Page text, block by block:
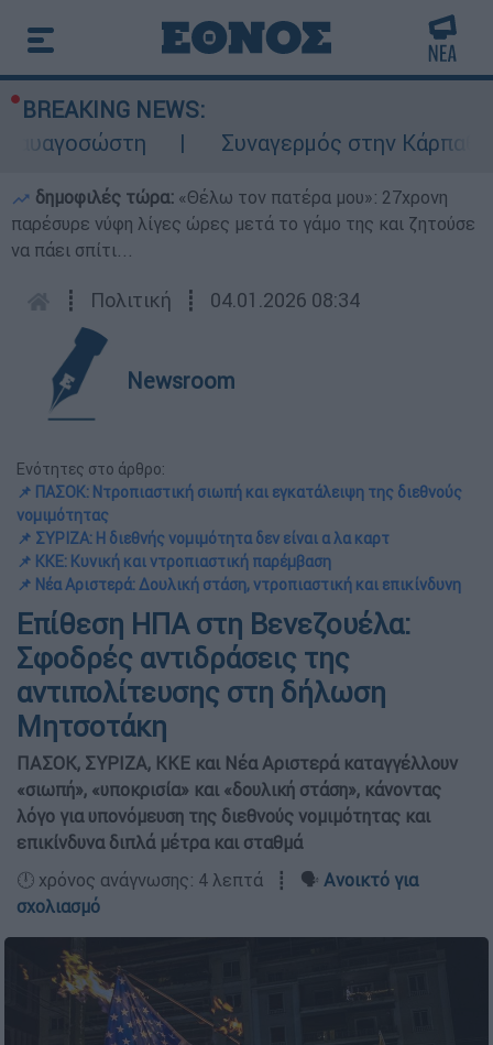
BREAKING NEWS:
Συναγερμός στην Κάρπαθο:
δημοφιλές τώρα: «Θέλω τον πατέρα μου»: 27χρονη
παρέσυρε νύφη λίγες ώρες μετά το γάμο της και ζητούσε
να πάει σπίτι...
┋ Πολιτική ┋ 04.01.2026 08:34
Newsroom
Ενότητες στο άρθρο:
📌 ΠΑΣΟΚ: Ντροπιαστική σιωπή και εγκατάλειψη της διεθνούς
νομιμότητας
📌 ΣΥΡΙΖΑ: Η διεθνής νομιμότητα δεν είναι α λα καρτ
📌 ΚΚΕ: Κυνική και ντροπιαστική παρέμβαση
📌 Νέα Αριστερά: Δουλική στάση, ντροπιαστική και επικίνδυνη
Επίθεση ΗΠΑ στη Βενεζουέλα:
Σφοδρές αντιδράσεις της
αντιπολίτευσης στη δήλωση
Μητσοτάκη
ΠΑΣΟΚ, ΣΥΡΙΖΑ, ΚΚΕ και Νέα Αριστερά καταγγέλλουν
«σιωπή», «υποκρισία» και «δουλική στάση», κάνοντας
λόγο για υπονόμευση της διεθνούς νομιμότητας και
επικίνδυνα διπλά μέτρα και σταθμά
🕛 χρόνος ανάγνωσης: 4 λεπτά ┋ 🗣️ Ανοικτό για
σχολιασμό